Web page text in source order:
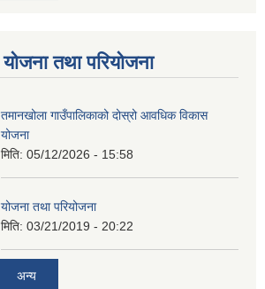
योजना तथा परियोजना
तमानखोला गाउँपालिकाको दोस्रो आवधिक विकास
योजना
मिति: 05/12/2026 - 15:58
योजना तथा परियोजना
मिति: 03/21/2019 - 20:22
अन्य